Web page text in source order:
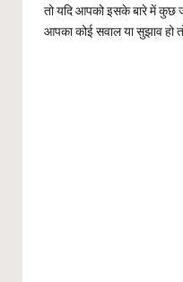
तो यदि आपको इसके बारे में कुछ
आपका कोई सवाल या सुझाव